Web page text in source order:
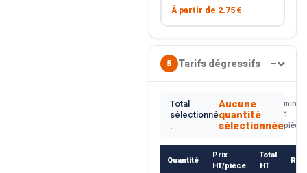
À partir de 2.75 €
5 Tarifs dégressifs —
Total
sélectionné
:
Aucune
quantité
sélectionnée
min.
1
pièce
Quantité
Prix
HT/pièce
Total
HT